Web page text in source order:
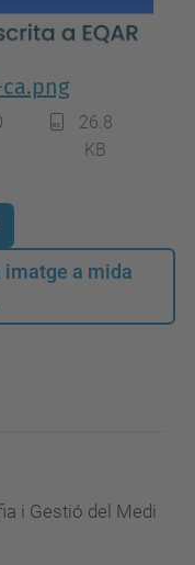
26.8
KB
imatge a mida
i Gestió del Medi